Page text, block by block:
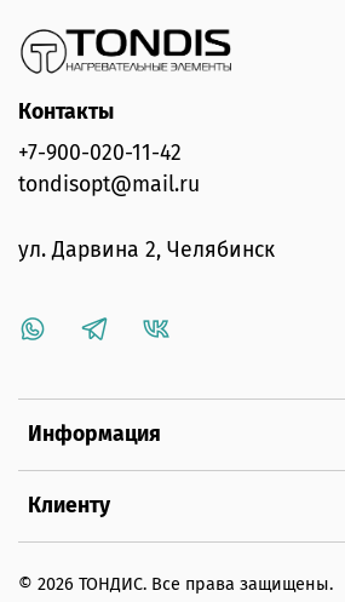
Информация
Клиенту
Контакты
+7-900-020-11-42
tondisopt@mail.ru
ул. Дарвина 2, Челябинск
© 2026 ТОНДИС. Все права защищены.